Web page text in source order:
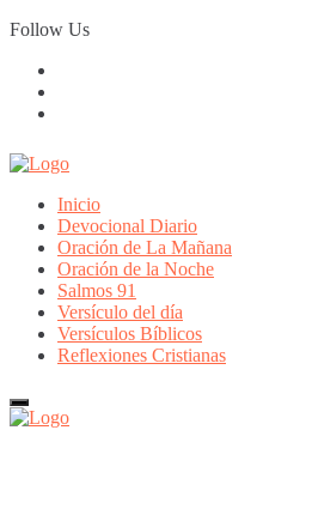
Skip
to
Follow Us
Inicio
Devocional Diario
Oración de La Mañana
Oración de la Noche
Salmos 91
Versículo del día
Versículos Bíblicos
Reflexiones Cristianas